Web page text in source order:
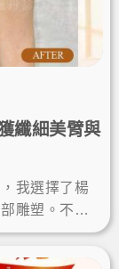
纖細美臂與
我選擇了楊
雕塑。不僅
終於能自信